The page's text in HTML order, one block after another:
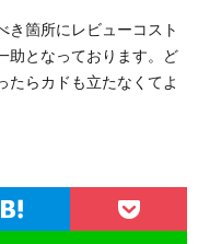
き箇所にレビューコスト
助となっております。ど
たらカドも立たなくてよ